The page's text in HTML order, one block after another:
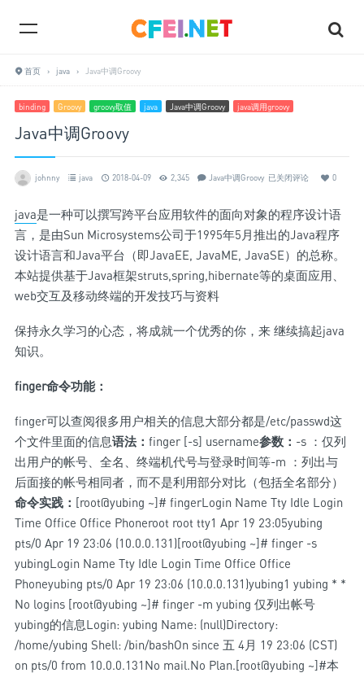
首页 › java › Java中调Groovy
binding Groovy groovy取值 java Java中调Groovy java调用groovy
Java中调Groovy
johnny java 2018-04-09 2,345 Java中调Groovy 已关闭评论 0
java是一种可以撰写跨平台应用软件的面向对象的程序设计语
言，是由Sun Microsystems公司于1995年5月推出的Java程序
设计语言和Java平台（即JavaEE, JavaME, JavaSE）的总称。
本站提供基于Java框架struts,spring,hibernate等的桌面应用、
web交互及移动终端的开发技巧与资料
保持永久学习的心态，将成就一个优秀的你，来 继续搞起java
知识。
finger命令功能：
finger可以查阅很多用户相关的信息大部分都是/etc/passwd这
个文件里面的信息语法： finger [-s] username参数： -s ：仅列
出用户的帐号、全名、终端机代号与登录时间等-m ：列出与
后面接的帐号相同者，而不是利用部分对比（包括全名部分）
命令实践： [root@yubing ~]# fingerLogin Name Tty Idle Login
Time Office Office Phoneroot root tty1 Apr 19 23:05yubing
pts/0 Apr 19 23:06 (10.0.0.131)[root@yubing ~]# finger -s
yubingLogin Name Tty Idle Login Time Office Office
Phoneyubing pts/0 Apr 19 23:06 (10.0.0.131)yubing1 yubing * *
No logins [root@yubing ~]# finger -m yubing 仅列出帐号
yubing的信息Login: yubing Name: (null)Directory:
/home/yubing Shell: /bin/bashOn since 五 4月 19 23:06 (CST)
on pts/0 from 10.0.0.131No mail.No Plan.[root@yubing ~]#本